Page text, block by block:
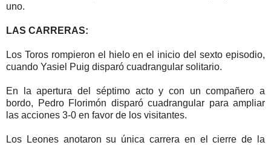
uno.
LAS CARRERAS:
Los Toros rompieron el hielo en el inicio del sexto episodio,
cuando Yasiel Puig disparó cuadrangular solitario.
En la apertura del séptimo acto y con un compañero a
bordo, Pedro Florimón disparó cuadrangular para ampliar
las acciones 3-0 en favor de los visitantes.
Los Leones anotaron su única carrera en el cierre de la